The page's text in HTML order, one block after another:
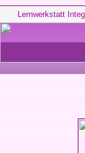
Lernwerkstatt